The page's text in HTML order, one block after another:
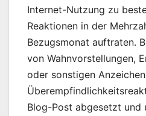
Internet-Nutzung zu
Reaktionen in der
Bezugsmonat auftraten.
von Wahnvorstellungen,
oder sonstigen
Blog-Post abgesetzt und